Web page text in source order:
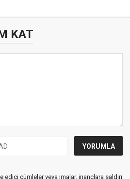
KAT
edici cümleler veya imalar, inançlara saldırı